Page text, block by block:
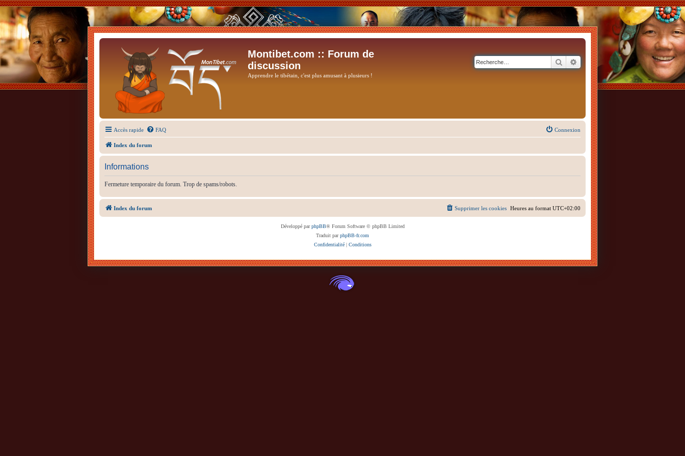
Montibet.com :: Forum de
discussion
Apprendre le tibétain, c'est plus amusant à plusieurs !
RechercherRecherche avancée
Accès rapide FAQ Connexion
Index du forum
Informations
Fermeture temporaire du forum. Trop de spams/robots.
Index du forum Heures au format UTC+02:00
Supprimer les cookies
Développé parphpBB® Forum Software © phpBB Limited
Traduit parphpBB-fr.com
Confidentialité| Conditions